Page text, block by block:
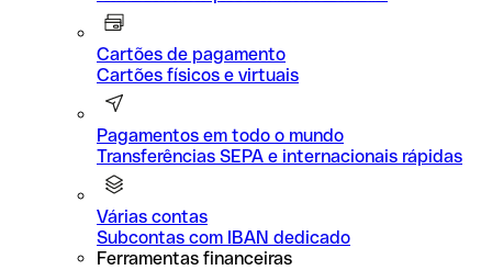
Cartões de pagamento
Cartões físicos e virtuais
Pagamentos em todo o mundo
Transferências SEPA e internacionais rápidas
Várias contas
Subcontas com IBAN dedicado
Ferramentas financeiras